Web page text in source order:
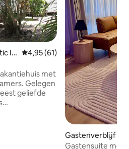
Isl Gemiddelde beoordeling van
4,95 (61)
met
Gelegen
geliefde
Gastenverblijf in
Gastensuite met